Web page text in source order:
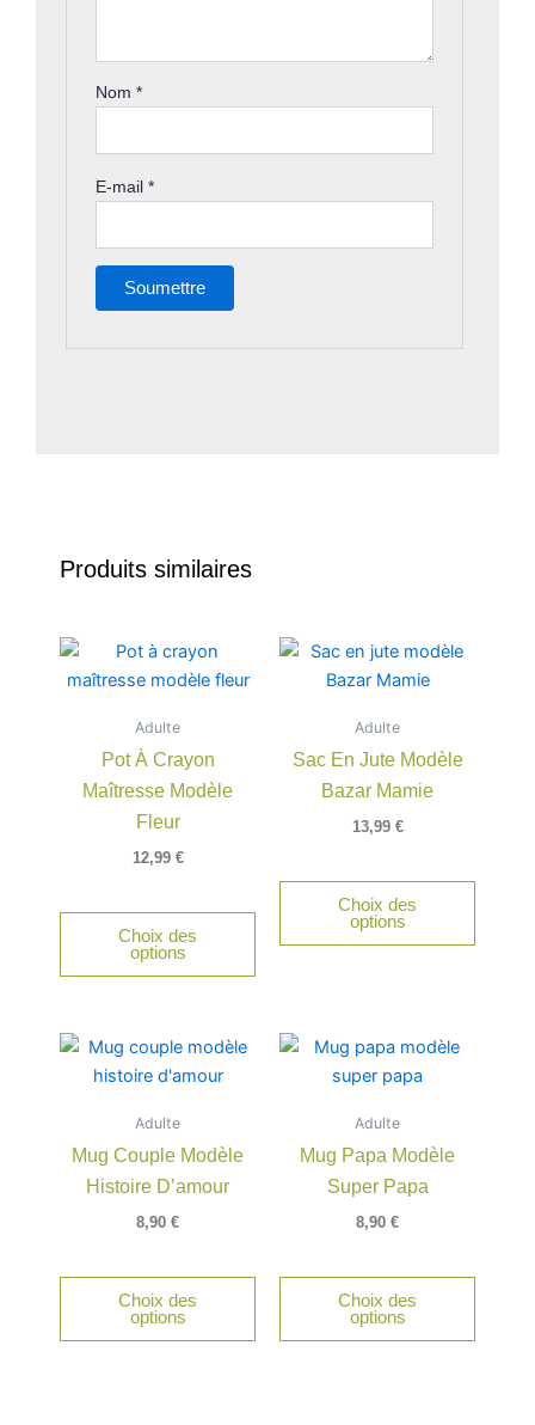
Nom*
E-mail*
Produits similaires
Adulte
Pot À Crayon
Maîtresse Modèle
Fleur
12,99 €
Choix des
options
Adulte
Sac En Jute Modèle
Bazar Mamie
13,99 €
Choix des
options
Adulte
Mug Couple Modèle
Histoire D’amour
8,90 €
Choix des
options
variations.
être
Adulte
Mug Papa Modèle
Super Papa
8,90 €
Choix des
options